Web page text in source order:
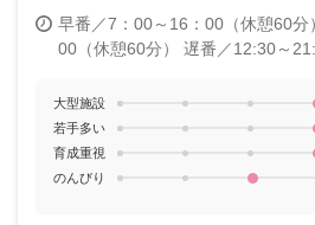
早番／7：00～16：00（休憩60分）
00（休憩60分）
遅番／12:30～
大型施設
若手多い
育成重視
のんびり